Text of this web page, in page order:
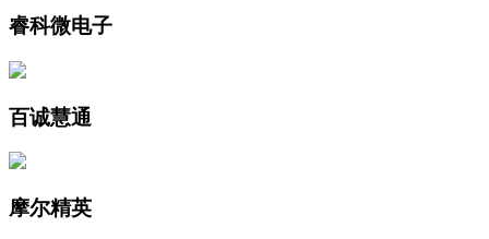
睿科微电子
百诚慧通
摩尔精英